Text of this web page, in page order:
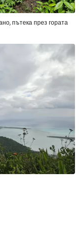
пътека през гората